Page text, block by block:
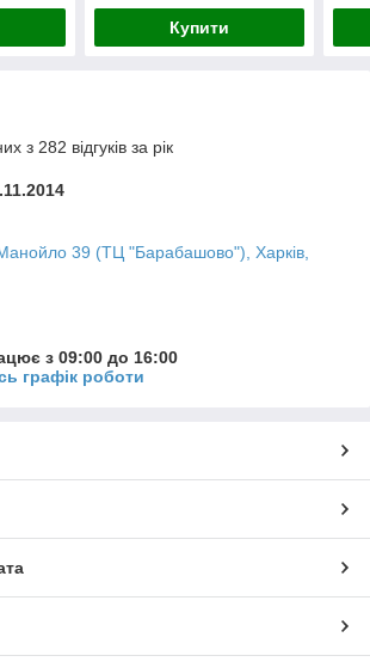
Купити
з 282 відгуків за рік
39 (ТЦ "Барабашово"), Харків,
з 09:00 до 16:00
графік роботи